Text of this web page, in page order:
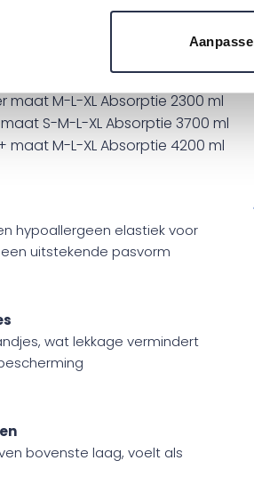
maat M-L-XL Absorptie 2300 ml
S-M-L-XL Absorptie 3700 ml
maat M-L-XL Absorptie 4200 ml
hypoallergeen elastiek voor
uitstekende pasvorm
wat lekkage vermindert
bovenste laag, voelt als